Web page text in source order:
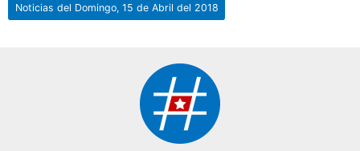
Noticias del Domingo, 15 de Abril del 2018